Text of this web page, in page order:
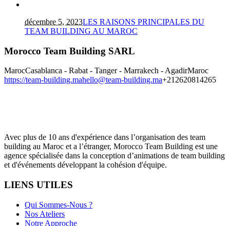
décembre 5, 2023LES RAISONS PRINCIPALES DU
TEAM BUILDING AU MAROC
Morocco Team Building SARL
MarocCasablanca - Rabat - Tanger - Marrakech - AgadirMaroc
https://team-building.mahello@team-building.ma+212620814265
Avec plus de 10 ans d'expérience dans l’organisation des team
building au Maroc et a l’étranger, Morocco Team Building est une
agence spécialisée dans la conception d’animations de team building
et d'événements développant la cohésion d'équipe.
LIENS UTILES
Qui Sommes-Nous ?
Nos Ateliers
Notre Approche